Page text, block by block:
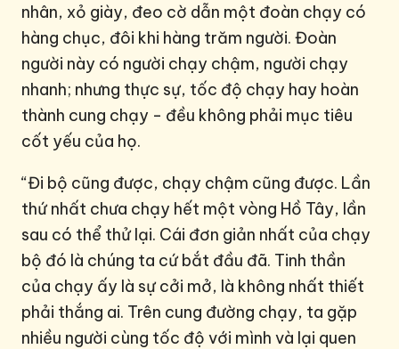
nhân, xỏ giày, đeo cờ dẫn một đoàn chạy có
hàng chục, đôi khi hàng trăm người. Đoàn
người này có người chạy chậm, người chạy
nhanh; nhưng thực sự, tốc độ chạy hay hoàn
thành cung chạy - đều không phải mục tiêu
cốt yếu của họ.
“Đi bộ cũng được, chạy chậm cũng được. Lần
thứ nhất chưa chạy hết một vòng Hồ Tây, lần
sau có thể thử lại. Cái đơn giản nhất của chạy
bộ đó là chúng ta cứ bắt đầu đã. Tinh thần
của chạy ấy là sự cởi mở, là không nhất thiết
phải thắng ai. Trên cung đường chạy, ta gặp
nhiều người cùng tốc độ với mình và lại quen